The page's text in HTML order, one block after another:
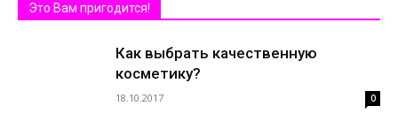
Это Вам пригодится!
Как выбрать качественную
косметику?
18.10.2017 0